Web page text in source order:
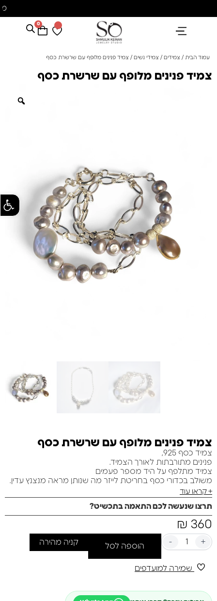
0
עמוד הבית / צמידים / צמידי נשים / צמיד פנינים מלופף עם שרשרת כסף
צמיד פנינים מלופף עם שרשרת כסף
צמיד פנינים מלופף עם שרשרת כסף
צמיד כסף 925,
פנינים מתורבתות לאורך הצמיד.
צמיד מתלפף על היד מספר פעמים
משולב בכדורי כסף בחריטת לייזר מה שנותן מראה מנצנץ עדין.
+ קראו עוד
תרצו שנעשה לכם התאמה בתכשיט?
₪ 360
- +
הוספה לסל קניה מהירה
שמירה למועדפים
פתח